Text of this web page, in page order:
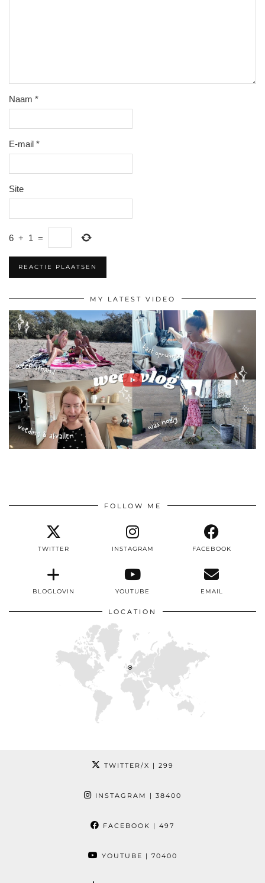
Naam *
E-mail *
Site
6 + 1 =
MY LATEST VIDEO
FOLLOW ME
TWITTER INSTAGRAM FACEBOOK
BLOGLOVIN YOUTUBE EMAIL
LOCATION
TWITTER/X | 299
INSTAGRAM | 38400
FACEBOOK | 497
YOUTUBE | 70400